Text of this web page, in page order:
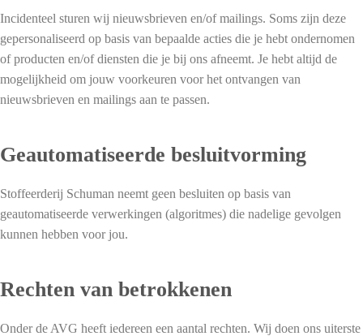
Incidenteel sturen wij nieuwsbrieven en/of mailings. Soms zijn deze
gepersonaliseerd op basis van bepaalde acties die je hebt ondernomen
of producten en/of diensten die je bij ons afneemt. Je hebt altijd de
mogelijkheid om jouw voorkeuren voor het ontvangen van
nieuwsbrieven en mailings aan te passen.
Geautomatiseerde besluitvorming
Stoffeerderij Schuman neemt geen besluiten op basis van
geautomatiseerde verwerkingen (algoritmes) die nadelige gevolgen
kunnen hebben voor jou.
Rechten van betrokkenen
Onder de AVG heeft iedereen een aantal rechten. Wij doen ons uiterste